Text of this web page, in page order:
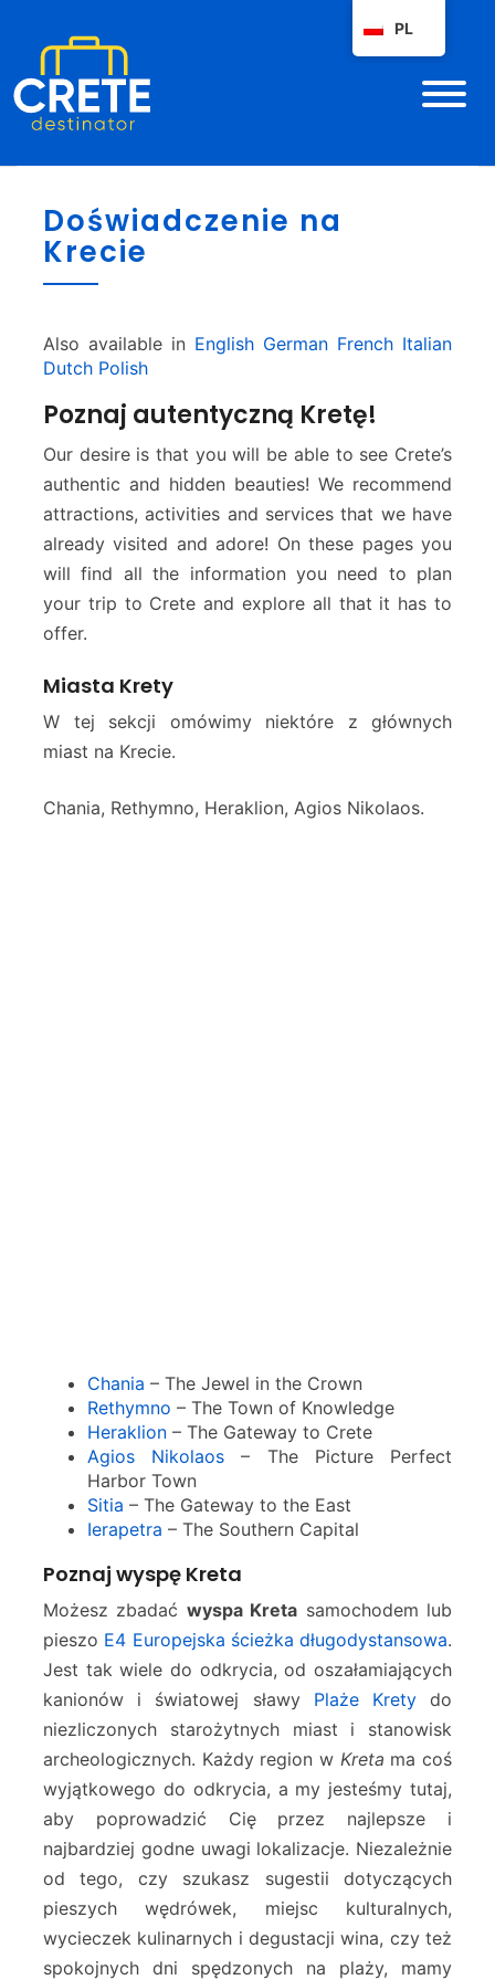
o
d
e
i
e
n
a
r
e
Doświadczenie na
Krecie
Also available in English German French Italian
Dutch Polish
Poznaj autentyczną Kretę!
Our desire is that you will be able to see Crete’s
authentic and hidden beauties! We recommend
attractions, activities and services that we have
already visited and adore! On these pages you
will find all the information you need to plan
your trip to Crete and explore all that it has to
offer.
Miasta Krety
W tej sekcji omówimy niektóre z głównych
miast na Krecie.
Chania, Rethymno, Heraklion, Agios Nikolaos.
Chania – The Jewel in the Crown
Rethymno – The Town of Knowledge
Heraklion – The Gateway to Crete
Agios Nikolaos – The Picture Perfect
Harbor Town
Sitia – The Gateway to the East
Ierapetra – The Southern Capital
Poznaj wyspę Kreta
Możesz zbadać wyspa Kreta samochodem lub
pieszo E4 Europejska ścieżka długodystansowa.
Jest tak wiele do odkrycia, od oszałamiających
kanionów i światowej sławy Plaże Kretydo
niezliczonych starożytnych miast i stanowisk
archeologicznych. Każdy region w Kreta ma coś
wyjątkowego do odkrycia, a my jesteśmy tutaj,
aby poprowadzić Cię przez najlepsze i
najbardziej godne uwagi lokalizacje. Niezależnie
od tego, czy szukasz sugestii dotyczących
pieszych wędrówek, miejsc kulturalnych,
wycieczek kulinarnych i degustacji wina, czy też
spokojnych dni spędzonych na plaży, mamy
PL